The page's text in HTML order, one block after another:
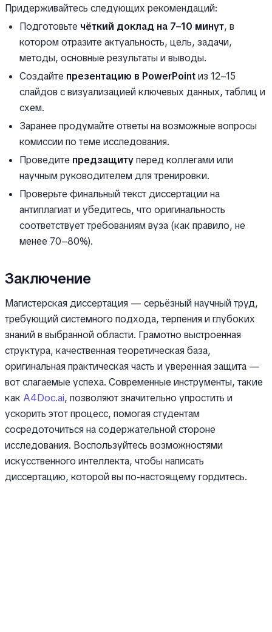
Придерживайтесь следующих рекомендаций:
Подготовьте чёткий доклад на 7–10 минут, в
котором отразите актуальность, цель, задачи,
методы, основные результаты и выводы.
Создайте презентацию в PowerPointиз 12–15
слайдов с визуализацией ключевых данных, таблиц и
схем.
Заранее продумайте ответы на возможные вопросы
комиссии по теме исследования.
Проведите предзащитуперед коллегами или
научным руководителем для тренировки.
Проверьте финальный текст диссертации на
антиплагиат и убедитесь, что оригинальность
соответствует требованиям вуза (как правило, не
менее 70–80%).
Заключение
Магистерская диссертация — серьёзный научный труд,
требующий системного подхода, терпения и глубоких
знаний в выбранной области. Грамотно выстроенная
структура, качественная теоретическая база,
оригинальная практическая часть и уверенная защита —
вот слагаемые успеха. Современные инструменты, такие
как A4Doc.ai, позволяют значительно упростить и
ускорить этот процесс, помогая студентам
сосредоточиться на содержательной стороне
исследования. Воспользуйтесь возможностями
искусственного интеллекта, чтобы написать
диссертацию, которой вы по-настоящему гордитесь.